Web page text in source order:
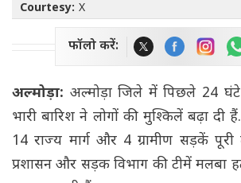
Courtesy: X
फॉलो करें:
अल्मोड़ा: अल्मोड़ा जिले में पिछले 24 घंटे
भारी बारिश ने लोगों की मुश्किलें बढ़ा
14 राज्य मार्ग और 4 ग्रामीण सड़कें
प्रशासन और सड़क विभाग की टीमें मलबा